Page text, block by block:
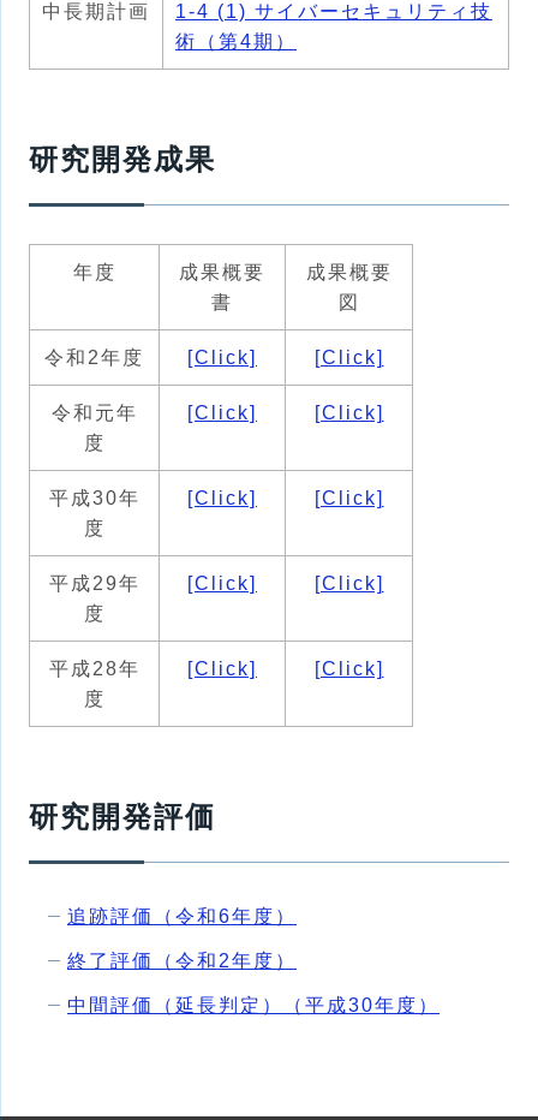
中長期計画
1-4 (1) サイバーセキュリティ技
術（第4期）
研究開発成果
年度
成果概要
書
成果概要
図
令和2年度 [Click] [Click]
令和元年
度
[Click] [Click]
平成30年
度
[Click] [Click]
平成29年
度
[Click] [Click]
平成28年
度
[Click] [Click]
研究開発評価
追跡評価（令和6年度）
終了評価（令和2年度）
中間評価（延長判定）（平成30年度）